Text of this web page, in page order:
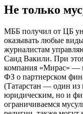
Не только
МББ получил от ЦБ
оказывать любые
журналистам
Саид Вакили. При
компания «Мирас» —
ФЗ о партнерском
(Татарстан — один из
юридическим, но и
ограничиваемся